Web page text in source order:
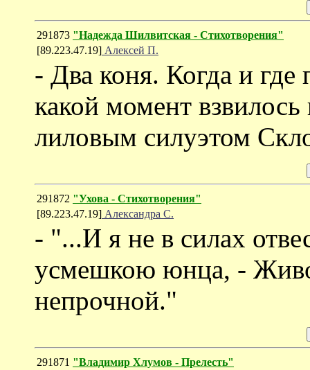
291873 "Надежда Шилвитская - Стихотворения"
[89.223.47.19] Алексей П.
- Два коня. Когда и
какой момент взвилось
лиловым силуэтом
291872 "Ухова - Стихотворения"
[89.223.47.19] Александра С.
- "...И я не в силах
усмешкою юнца, -
непрочной."
291871 "Владимир Хлумов - Прелесть"